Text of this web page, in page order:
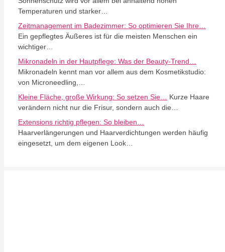
Temperaturen und starker…
Zeitmanagement im Badezimmer: So optimieren Sie Ihre…
Ein gepflegtes Äußeres ist für die meisten Menschen ein
wichtiger…
Mikronadeln in der Hautpflege: Was der Beauty-Trend…
Mikronadeln kennt man vor allem aus dem Kosmetikstudio:
von Microneedling,…
Kleine Fläche, große Wirkung: So setzen Sie…
Kurze Haare
verändern nicht nur die Frisur, sondern auch die…
Extensions richtig pflegen: So bleiben…
Haarverlängerungen und Haarverdichtungen werden häufig
eingesetzt, um dem eigenen Look…